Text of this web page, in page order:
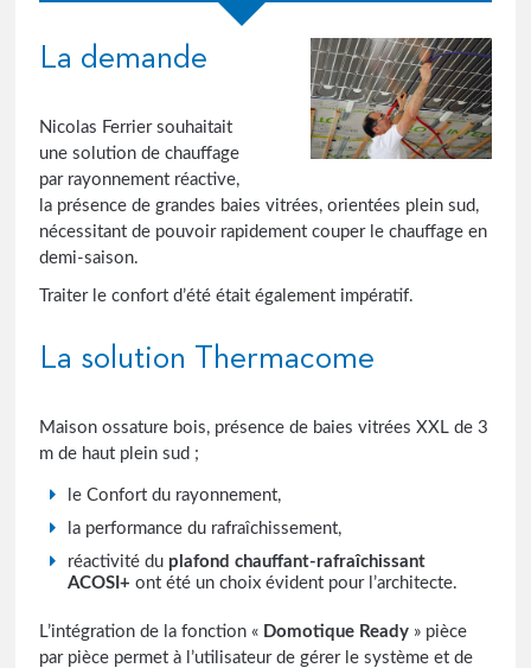
La demande
Nicolas Ferrier souhaitait
une solution de chauffage
par rayonnement réactive,
la présence de grandes baies vitrées, orientées plein sud,
nécessitant de pouvoir rapidement couper le chauffage en
demi-saison.
Traiter le confort d’été était également impératif.
La solution Thermacome
Maison ossature bois, présence de baies vitrées XXL de 3
m de haut plein sud ;
le Confort du rayonnement,
la performance du rafraîchissement,
réactivité du plafond chauffant-rafraîchissant
ACOSI+ ont été un choix évident pour l’architecte.
L’intégration de la fonction « Domotique Ready » pièce
par pièce permet à l’utilisateur de gérer le système et de